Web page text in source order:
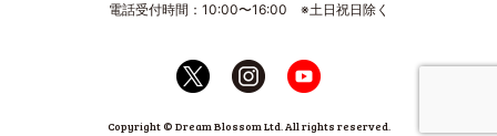
電話受付時間：10:00〜16:00 ※土日祝日除く
Copyright © Dream Blossom Ltd. All rights reserved.